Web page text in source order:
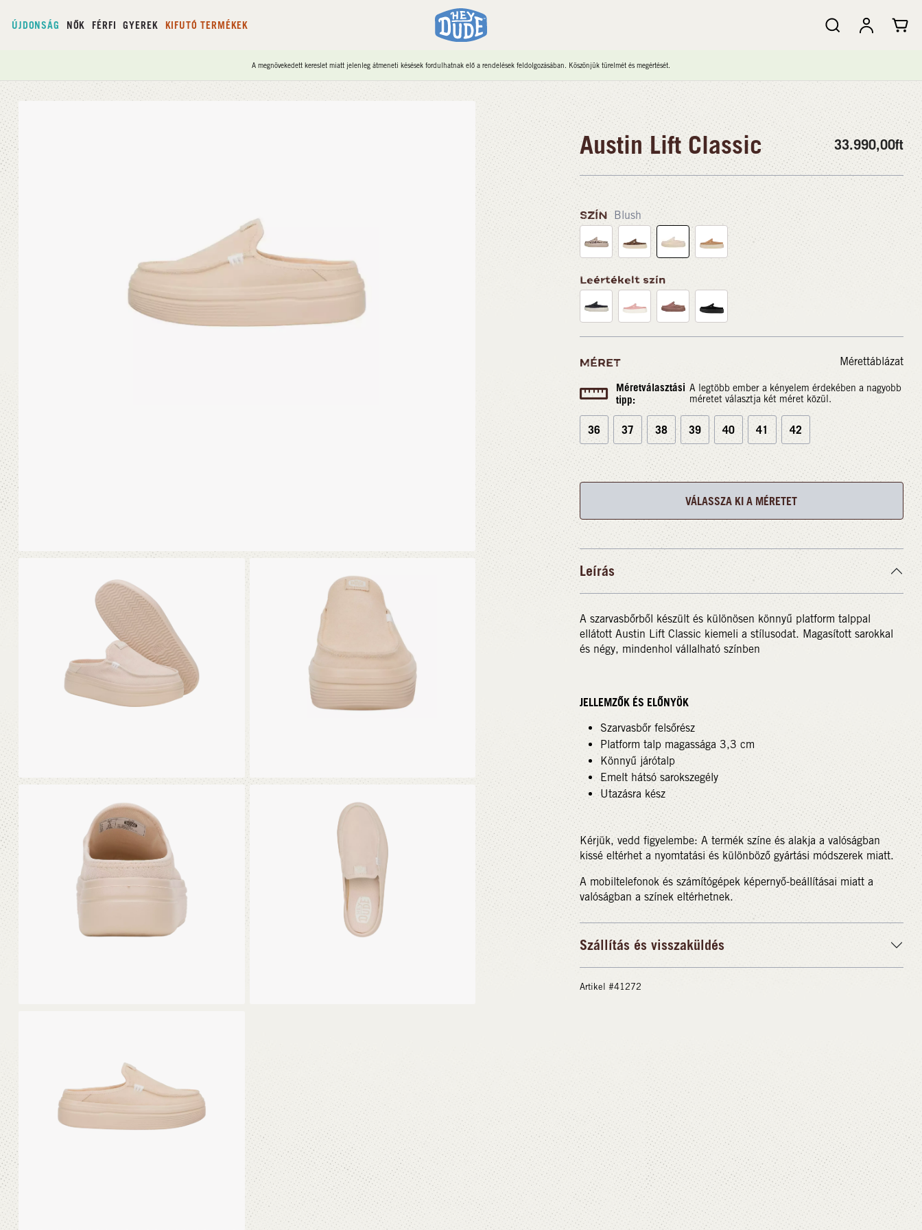
ÚJDONSÁG NŐK FÉRFI GYEREK KIFUTÓ TERMÉKEK
A megnövekedett kereslet miatt jelenleg átmeneti késések fordulhatnak elő a rendelések feldolgozásában. Köszönjük türelmét és megértését.
Austin Lift Classic 33.990,00ft
SZÍN Blush
Leértékelt szín
MÉRET Mérettáblázat
Méretválasztási
tipp:
A legtöbb ember a kényelem érdekében a nagyobb
méretet választja két méret közül.
36 37 38 39 40 41 42
VÁLASSZA KI A MÉRETET
Leírás
A szarvasbőrből készült és különösen könnyű platform talppal
ellátott Austin Lift Classic kiemeli a stílusodat. Magasított sarokkal
és négy, mindenhol vállalható színben
JELLEMZŐK ÉS ELŐNYÖK
Szarvasbőr felsőrész
Platform talp magassága 3,3 cm
Könnyű járótalp
Emelt hátsó sarokszegély
Utazásra kész
Kérjük, vedd figyelembe: A termék színe és alakja a valóságban
kissé eltérhet a nyomtatási és különböző gyártási módszerek miatt.
A mobiltelefonok és számítógépek képernyő-beállításai miatt a
valóságban a színek eltérhetnek.
Szállítás és visszaküldés
Artikel #41272